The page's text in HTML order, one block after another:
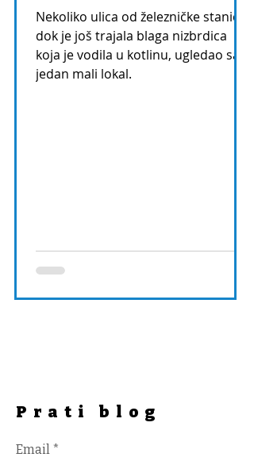
Nekoliko ulica od železničke stanice,
dok je još trajala blaga nizbrdica
koja je vodila u kotlinu, ugledao sam
jedan mali lokal.
Prati blog
Email